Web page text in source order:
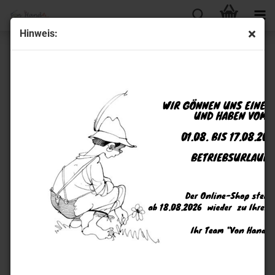
Hinweis: